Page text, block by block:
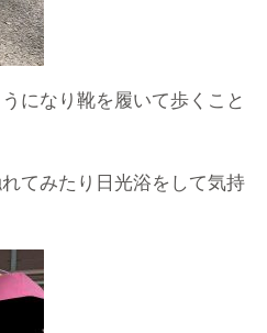
になり靴を履いて歩くこと
てみたり日光浴をして気持